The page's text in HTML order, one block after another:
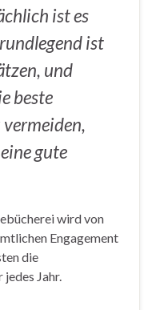
ist es
ist
und
beste
gute
wird von
Engagement
die
Jahr.